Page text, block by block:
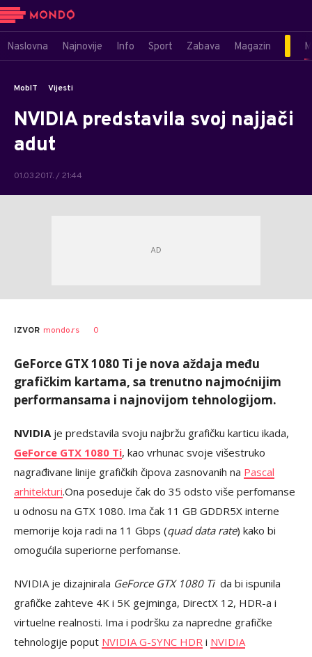
Naslovna Najnovije Info Sport Zabava Magazin
MobIT Vijesti
NVIDIA predstavila svoj najjači
adut
01.03.2017. / 21:44
IZVOR mondo.rs 0
GeForce GTX 1080 Ti je nova aždaja među
grafičkim kartama, sa trenutno najmoćnijim
performansama i najnovijom tehnologijom.
NVIDIAje predstavila svoju najbržu grafičku karticu ikada,
GeForce GTX 1080 Ti, kao vrhunac svoje višestruko
nagrađivane linije grafičkih čipova zasnovanih na Pascal
arhitekturi.Ona poseduje čak do 35 odsto više perfomanse
u odnosu na GTX 1080. Ima čak 11 GB GDDR5X interne
memorije koja radi na 11 Gbps (quad data rate) kako bi
omogućila superiorne perfomanse.
NVIDIA je dizajnirala GeForce GTX 1080 Tida bi ispunila
grafičke zahteve 4K i 5K gejminga, DirectX 12, HDR-a i
virtuelne realnosti. Ima i podršku za napredne grafičke
tehnologije poput NVIDIA G-SYNC HDR i NVIDIA